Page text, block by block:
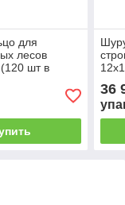
для
лесов
шт в
36